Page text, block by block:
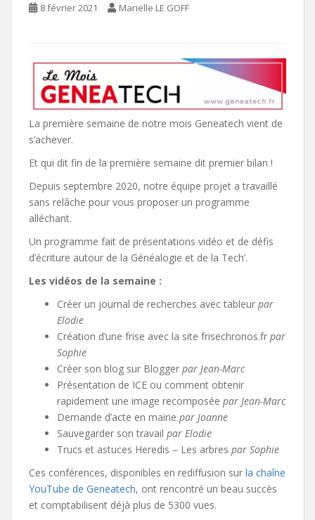
8 février 2021 Marielle LE GOFF
La première semaine de notre mois Geneatech vient de
s’achever.
Et qui dit fin de la première semaine dit premier bilan !
Depuis septembre 2020, notre équipe projet a travaillé
sans relâche pour vous proposer un programme
alléchant.
Un programme fait de présentations vidéo et de défis
d’écriture autour de la Généalogie et de la Tech’.
Les vidéos de la semaine :
Créer un journal de recherches avec tableur par
Elodie
Création d’une frise avec la site frisechronos.fr par
Sophie
Créer son blog sur Blogger par Jean-Marc
Présentation de ICE ou comment obtenir
rapidement une image recomposée par Jean-Marc
Demande d’acte en mairie par Joanne
Sauvegarder son travail par Elodie
Trucs et astuces Heredis – Les arbres par Sophie
Ces conférences, disponibles en rediffusion sur la chaîne
YouTube de Geneatech, ont rencontré un beau succès
et comptabilisent déjà plus de 5300 vues.